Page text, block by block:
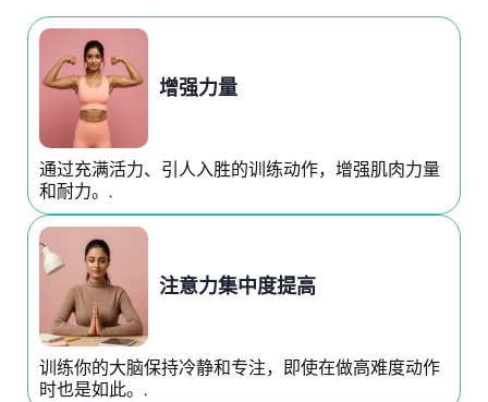
增强力量
通过充满活力、引人入胜的训练动作，增强肌肉力量
和耐力。.
注意力集中度提高
训练你的大脑保持冷静和专注，即使在做高难度动作
时也是如此。.